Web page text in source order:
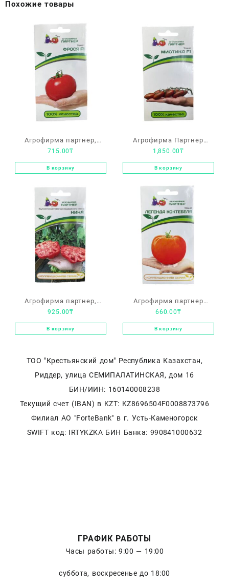
Похожие товары
Агрофирма партнер,
томат «Фрося F1»
715.00₸
В корзину
Агрофирма Партнер
томат «Мистика F1»
1,850.00₸
В корзину
Агрофирма партнер,
томат «Нина»
крупноплодный, для
925.00₸
В корзину
Агрофирма партнер
«Легенда коктебеля»
660.00₸
В корзину
ТОО "Крестьянский дом" Республика Казахстан,
Риддер, улица СЕМИПАЛАТИНСКАЯ, дом 16
БИН/ИИН: 160140008238
Текущий счет (IBAN) в KZT: KZ8696504F0008873796
Филиал АО "ForteBank" в г. Усть-Каменогорск
SWIFT код: IRTYKZKA БИН Банка: 990841000632
ГРАФИК РАБОТЫ
Часы работы: 9:00 — 19:00
суббота, воскресенье до 18:00